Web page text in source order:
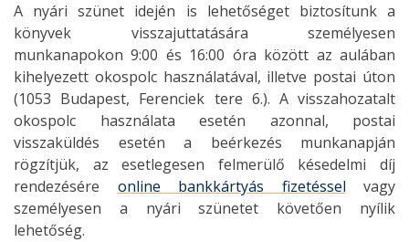
A nyári szünet idején is lehetőséget biztosítunk a
könyvek visszajuttatására személyesen
munkanapokon 9:00 és 16:00 óra között az aulában
kihelyezett okospolc használatával, illetve postai úton
(1053 Budapest, Ferenciek tere 6.). A visszahozatalt
okospolc használata esetén azonnal, postai
visszaküldés esetén a beérkezés munkanapján
rögzítjük, az esetlegesen felmerülő késedelmi díj
rendezésére online bankkártyás fizetéssel vagy
személyesen a nyári szünetet követően nyílik
lehetőség.